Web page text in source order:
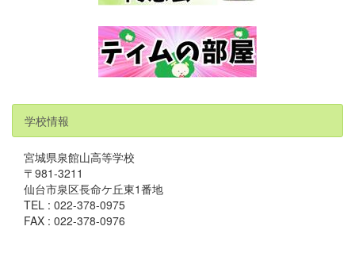
学校情報
宮城県泉館山高等学校
〒981-3211
仙台市泉区長命ケ丘東1番地
TEL : 022-378-0975
FAX : 022-378-0976